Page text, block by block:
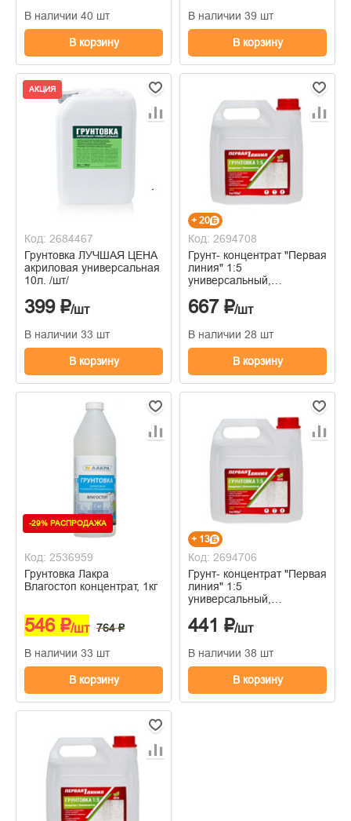
В наличии 40 шт
В корзину
В наличии 39 шт
В корзину
АКЦИЯ
Код: 2684467
Грунтовка ЛУЧШАЯ ЦЕНА
акриловая универсальная
10л. /шт/
399 ₽/шт
В наличии 33 шт
В корзину
+ 20
Код: 2694708
Грунт- концентрат "Первая
линия" 1:5
универсальный,
влагоизолятор,5,0л
667 ₽/шт
В наличии 28 шт
В корзину
-29% РАСПРОДАЖА
Код: 2536959
Грунтовка Лакра
Влагостоп концентрат, 1кг
546 ₽/шт 764 ₽
В наличии 33 шт
В корзину
+ 13
Код: 2694706
Грунт- концентрат "Первая
линия" 1:5
универсальный,
влагоизолятор, 3,0л
441 ₽/шт
В наличии 38 шт
В корзину